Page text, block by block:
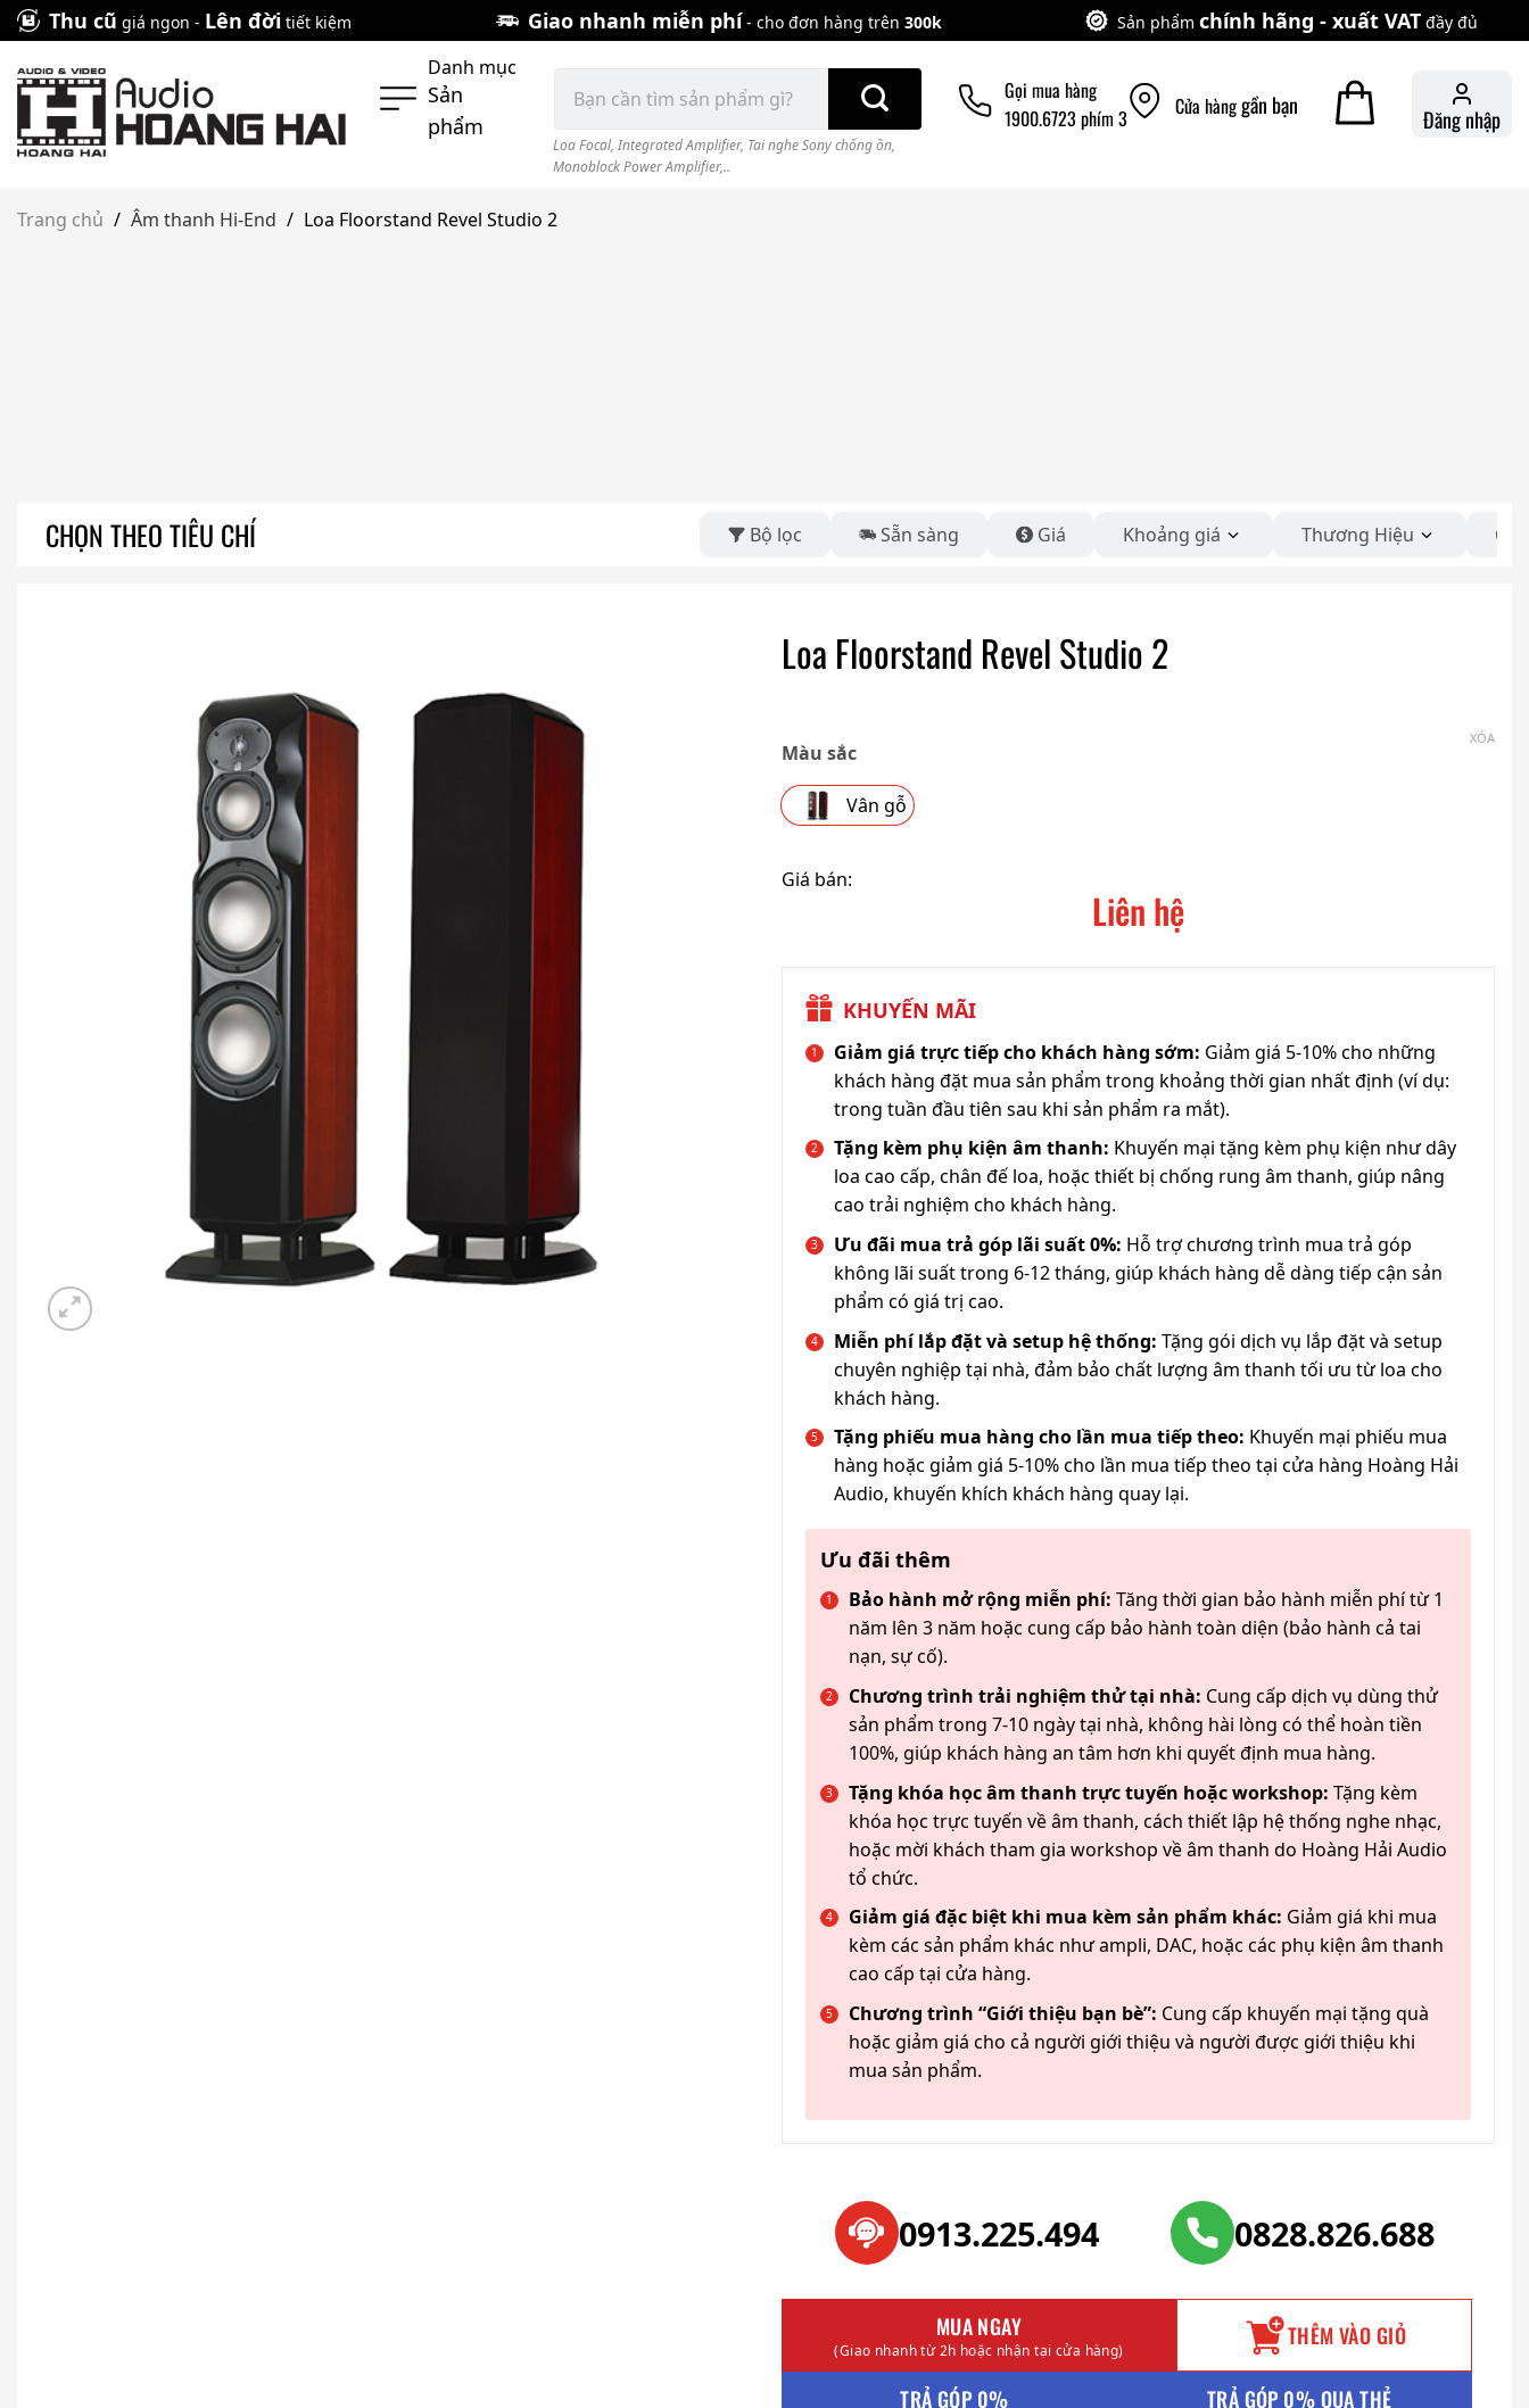
Skip
to
content
Thu cũ giá ngon - Lên đời tiết kiệm Giao nhanh miễn phí- cho đơn hàng trên 300k Sản phẩm chính hãng - xuất VAT đầy đủ
Danh mục
Sản
phẩm
kiếm:
Loa Focal, Integrated Amplifier, Tai nghe Sony chống ồn,
Monoblock Power Amplifier,..
Gọi mua hàng
1900.6723 phím 3
Cửa hànggần bạn Đăng nhập
Trang chủ / Âm thanh Hi-End / Loa Floorstand Revel Studio 2
CHỌN THEO TIÊU CHÍ Bộ lọc Sẵn sàng Giá Khoảng giá Thương Hiệu
Loa Floorstand Revel Studio 2
Màu sắc
Vân gỗ
XÓA
Giá bán:
Liên hệ
KHUYẾN MÃI
Giảm giá trực tiếp cho khách hàng sớm: Giảm giá 5-10% cho những
khách hàng đặt mua sản phẩm trong khoảng thời gian nhất định (ví dụ:
trong tuần đầu tiên sau khi sản phẩm ra mắt).
Tặng kèm phụ kiện âm thanh: Khuyến mại tặng kèm phụ kiện như dây
loa cao cấp, chân đế loa, hoặc thiết bị chống rung âm thanh, giúp nâng
cao trải nghiệm cho khách hàng.
Ưu đãi mua trả góp lãi suất 0%: Hỗ trợ chương trình mua trả góp
không lãi suất trong 6-12 tháng, giúp khách hàng dễ dàng tiếp cận sản
phẩm có giá trị cao.
Miễn phí lắp đặt và setup hệ thống: Tặng gói dịch vụ lắp đặt và setup
chuyên nghiệp tại nhà, đảm bảo chất lượng âm thanh tối ưu từ loa cho
khách hàng.
Tặng phiếu mua hàng cho lần mua tiếp theo: Khuyến mại phiếu mua
hàng hoặc giảm giá 5-10% cho lần mua tiếp theo tại cửa hàng Hoàng Hải
Audio, khuyến khích khách hàng quay lại.
Ưu đãi thêm
Bảo hành mở rộng miễn phí: Tăng thời gian bảo hành miễn phí từ 1
năm lên 3 năm hoặc cung cấp bảo hành toàn diện (bảo hành cả tai
nạn, sự cố).
Chương trình trải nghiệm thử tại nhà: Cung cấp dịch vụ dùng thử
sản phẩm trong 7-10 ngày tại nhà, không hài lòng có thể hoàn tiền
100%, giúp khách hàng an tâm hơn khi quyết định mua hàng.
Tặng khóa học âm thanh trực tuyến hoặc workshop: Tặng kèm
khóa học trực tuyến về âm thanh, cách thiết lập hệ thống nghe nhạc,
hoặc mời khách tham gia workshop về âm thanh do Hoàng Hải Audio
tổ chức.
Giảm giá đặc biệt khi mua kèm sản phẩm khác: Giảm giá khi mua
kèm các sản phẩm khác như ampli, DAC, hoặc các phụ kiện âm thanh
cao cấp tại cửa hàng.
Chương trình “Giới thiệu bạn bè”: Cung cấp khuyến mại tặng quà
hoặc giảm giá cho cả người giới thiệu và người được giới thiệu khi
mua sản phẩm.
0913.225.494 0828.826.688
MUA NGAY
(Giao nhanh từ 2h hoặc nhận tại cửa hàng) THÊM VÀO GIỎ
TRẢ GÓP 0% TRẢ GÓP 0% QUA THẺ